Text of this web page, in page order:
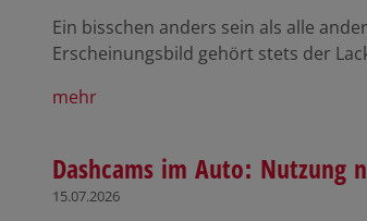
Ein bisschen anders sein als alle
Erscheinungsbild gehört stets der
mehr
Dashcams im Auto: Nutzung
15.07.2026